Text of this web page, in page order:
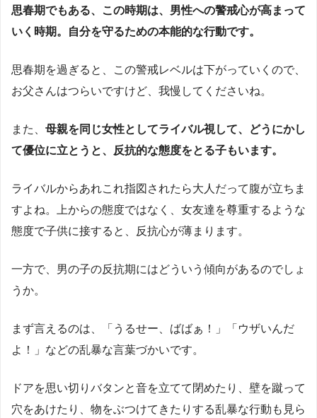
思春期でもある、この時期は、男性への警戒心が高まって
いく時期。自分を守るための本能的な行動です。
思春期を過ぎると、この警戒レベルは下がっていくので、
お父さんはつらいですけど、我慢してくださいね。
また、 母親を同じ女性としてライバル視して、どうにかし
て優位に立とうと、反抗的な態度をとる子もいます。
ライバルからあれこれ指図されたら大人だって腹が立ちま
すよね。上からの態度ではなく、女友達を尊重するような
態度で子供に接すると、反抗心が薄まります。
一方で、男の子の反抗期にはどういう傾向があるのでしょ
うか。
まず言えるのは、「うるせー、ばばぁ！」「ウザいんだ
よ！」などの乱暴な言葉づかいです。
ドアを思い切りバタンと音を立てて閉めたり、壁を蹴って
穴をあけたり、物をぶつけてきたりする乱暴な行動も見ら